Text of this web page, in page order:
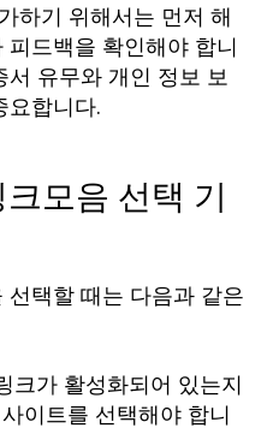
하기 위해서는 먼저 해
드백을 확인해야 합니
서 유무와 개인 정보 보
요합니다.
모음 선택 기
택할 때는 다음과 같은
크가 활성화되어 있는지
이트를 선택해야 합니